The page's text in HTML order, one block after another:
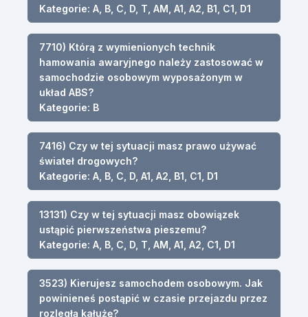
Kategorie: A, B, C, D, T, AM, A1, A2, B1, C1, D1
7710) Którą z wymienionych technik
hamowania awaryjnego należy zastosować w
samochodzie osobowym wyposażonym w
układ ABS?
Kategorie: B
7416) Czy w tej sytuacji masz prawo używać
świateł drogowych?
Kategorie: A, B, C, D, A1, A2, B1, C1, D1
13131) Czy w tej sytuacji masz obowiązek
ustąpić pierwszeństwa pieszemu?
Kategorie: A, B, C, D, T, AM, A1, A2, C1, D1
3523) Kierujesz samochodem osobowym. Jak
powinieneś postąpić w czasie przejazdu przez
rozległą kałużę?